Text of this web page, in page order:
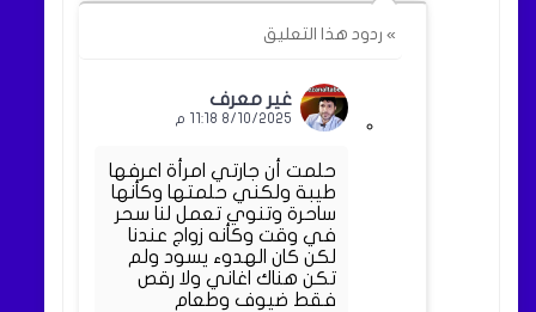
» ردود هذا التعليق
غير معرف
8/10/2025 11:18 م
حلمت أن جارتي امرأة اعرفها
طيبة ولكني حلمتها وكأنها
ساحرة وتنوي تعمل لنا سحر
في وقت وكأنه زواج عندنا
لكن كان الهدوء يسود ولم
تكن هناك اغاني ولا رقص
فقط ضيوف وطعام